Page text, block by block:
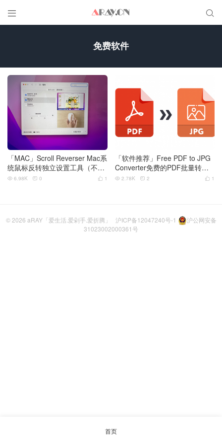
 
免费软件
「MAC」Scroll Reverser Mac系
统鼠标反转独立设置工具（不影
响触控板设置）
 1
 6.98K  0
「软件推荐」Free PDF to JPG
Converter免费的PDF批量转图
片的工具
 1
 2.78K  2
© 2026 aRAY「爱生活.爱剁手.爱折腾」 沪ICP备12047240号-1
沪公网安备
31023002000361号
首页